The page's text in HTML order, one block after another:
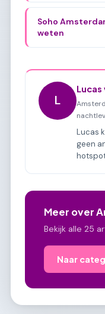
Soho
weten
L
Lucas
Lucas
geen
Meer over
Bekijk alle 25
Naar